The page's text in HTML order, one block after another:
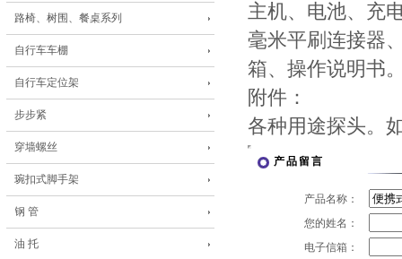
路椅、树围、餐桌系列
自行车车棚
自行车定位架
步步紧
穿墙螺丝
琬扣式脚手架
钢 管
油 托
主机、电池、充
毫米平刷连接器
箱、操作说明书
附件：
各种用途探头。
产品留言
产品名称：
您的姓名：
电子信箱：